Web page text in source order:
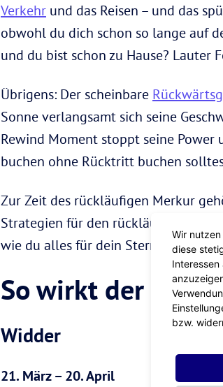
Verkehr und das Reisen – und das
obwohl du dich schon so lange auf
und du bist schon zu Hause? Lauter
Übrigens: Der scheinbare
Sonne verlangsamt sich seine
Rewind Moment stoppt seine Power
buchen ohne Rücktritt buchen
Zur Zeit des rückläufigen Merkur
Strategien für den rückläufigen
wie du alles für dein Sternzeichen
So wirkt der
Widder
21. März – 20. April
Wir
diese
bzw.